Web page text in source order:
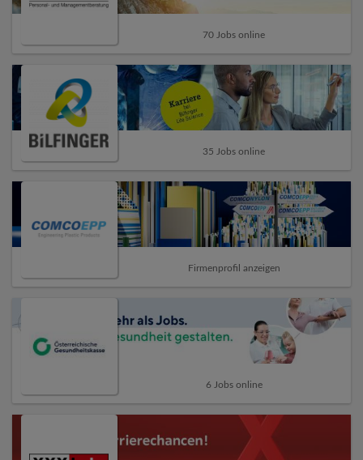
70 Jobs online
35 Jobs online
Firmenprofil anzeigen
6 Jobs online